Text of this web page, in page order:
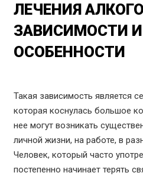
ЛЕЧЕНИЯ
ЗАВИСИМОСТИ И
ОСОБЕННОСТИ
Такая зависимость является
которая коснулась большое
нее могут возникать
личной жизни, на работе, в
Человек, который часто
постепенно начинает терять